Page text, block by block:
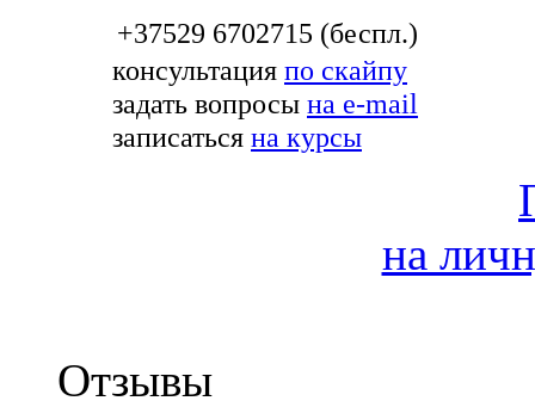
+37529 6702715 (беспл.)
консультация по скайпу
задать вопросы на e-mail
записаться на курсы
на
Отзывы